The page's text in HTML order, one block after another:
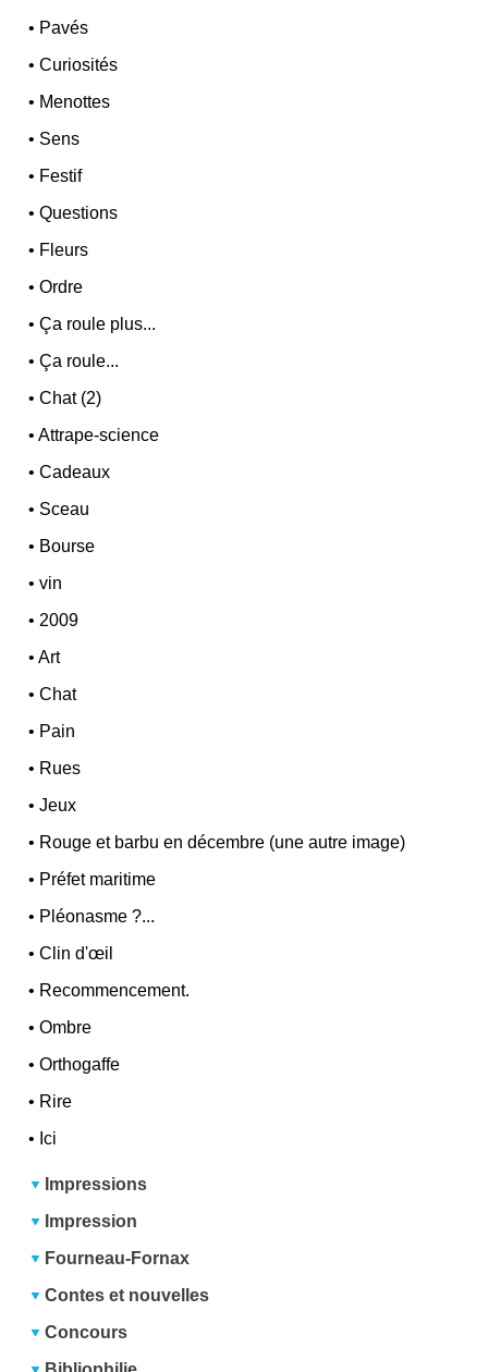
• Pavés
•Curiosités
• Menottes
• Sens
• Festif
•Questions
• Fleurs
•Ordre
•Ça roule plus...
•Ça roule...
•Chat (2)
•Attrape-science
•Cadeaux
• Sceau
• Bourse
•vin
•2009
•Art
•Chat
• Pain
• Rues
•Jeux
• Rouge et barbu en décembre (une autre image)
• Préfet maritime
• Pléonasme ?...
•Clin d'œil
• Recommencement.
•Ombre
•Orthogaffe
• Rire
• Ici
Impressions
Impression
Fourneau-Fornax
Contes et nouvelles
Concours